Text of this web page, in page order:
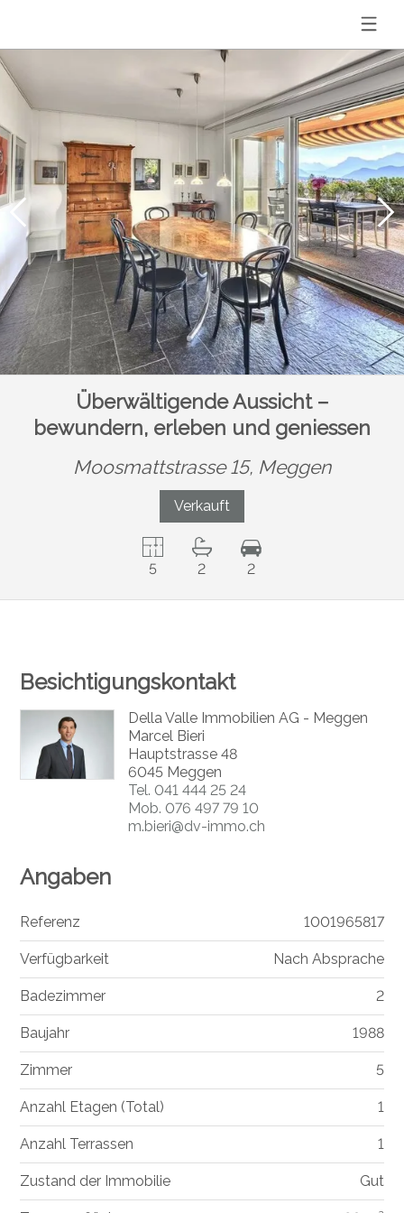
Überwältigende Aussicht –
bewundern, erleben und geniessen
Moosmattstrasse 15, Meggen
Verkauft
5 2 2
Besichtigungskontakt
Della Valle Immobilien AG - Meggen
Marcel Bieri
Hauptstrasse 48
6045 Meggen
Tel. 041 444 25 24
Mob. 076 497 79 10
m.bieri@dv-immo.ch
Angaben
Referenz 1001965817
Verfügbarkeit Nach Absprache
Badezimmer 2
Baujahr 1988
Zimmer 5
Anzahl Etagen (Total) 1
Anzahl Terrassen 1
Zustand der Immobilie Gut